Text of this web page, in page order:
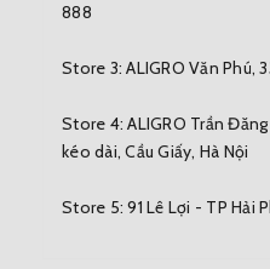
888
Store 3: ALIGRO Văn Phú,
Store 4: ALIGRO Trần
kéo dài, Cầu Giấy, Hà Nội
Store 5: 91 Lê Lợi - TP Hải